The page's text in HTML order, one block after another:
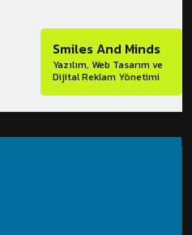
Smiles And Minds
Yazılım, Web Tasarım ve
Dijital Reklam Yönetimi